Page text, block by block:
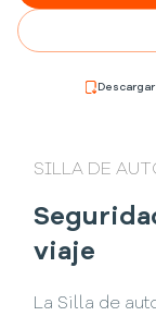
Descargar
SILLA DE
viaje
La Silla de